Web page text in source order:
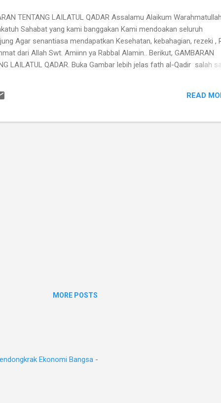
TENTANG LAILATUL QADAR Assalamu Alaikum
Sahabat yang kami banggakan Kami mendoakan seluruh
Agar senantiasa mendapatkan Kesehatan, kebahagian, rezeki ,
dari Allah Swt. Amiinn ya Rabbal Alamin.. Berikut, GAMBARAN
LAILATUL QADAR. Buka Gambar lebih jelas fath al-Qadir salah
melalui jibril. Selain itu, kitab tafsir Ibn Katsir, Ibn Abbas
bernama baitul izzah di langit-langit Dunia lantas…APAKAH
READ
MORE POSTS
Ekonomi Bangsa -